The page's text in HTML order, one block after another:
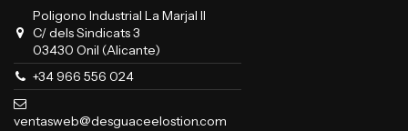
Poligono Industrial La Marjal II
C/ dels Sindicats 3
03430 Onil (Alicante)
+34 966 556 024
ventasweb@desguaceelostion.com